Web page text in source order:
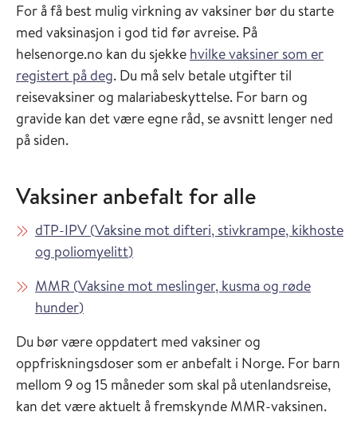
For å få best mulig virkning av vaksiner bør du starte
med vaksinasjon i god tid før avreise. På
helsenorge.no kan du sjekke hvilke vaksiner som er
registert på deg. Du må selv betale utgifter til
reisevaksiner og malariabeskyttelse. For barn og
gravide kan det være egne råd, se avsnitt lenger ned
på siden.
Vaksiner anbefalt for alle
Les mer om
dTP-IPV (Vaksine mot difteri, stivkrampe, kikhoste
og poliomyelitt)i Vaksinasjonsveilederen
Les mer om
MMR (Vaksine mot meslinger, kusma og røde
hunder)i Vaksinasjonsveilederen
Du bør være oppdatert med vaksiner og
oppfriskningsdoser som er anbefalt i Norge. For barn
mellom 9 og 15 måneder som skal på utenlandsreise,
kan det være aktuelt å fremskynde MMR-vaksinen.